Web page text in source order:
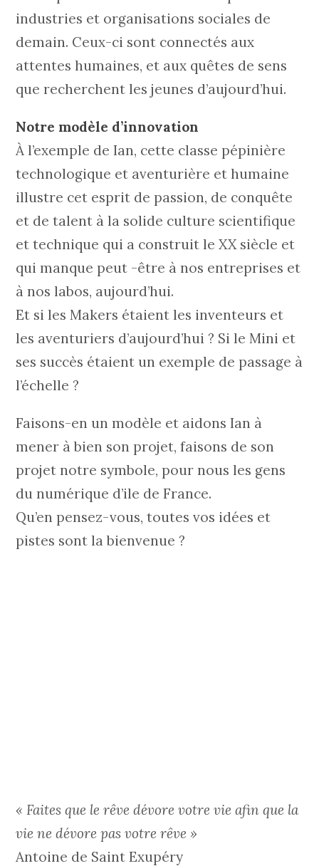
industries et organisations sociales de
demain. Ceux-ci sont connectés aux
attentes humaines, et aux quêtes de sens
que recherchent les jeunes d’aujourd’hui.
Notre modèle d’innovation
À l’exemple de Ian, cette classe pépinière
technologique et aventurière et humaine
illustre cet esprit de passion, de conquête
et de talent à la solide culture scientifique
et technique qui a construit le XX siècle et
qui manque peut -être à nos entreprises et
à nos labos, aujourd’hui.
Et si les Makers étaient les inventeurs et
les aventuriers d’aujourd’hui ? Si le Mini et
ses succès étaient un exemple de passage à
l’échelle ?
Faisons-en un modèle et aidons Ian à
mener à bien son projet, faisons de son
projet notre symbole, pour nous les gens
du numérique d’ile de France.
Qu’en pensez-vous, toutes vos idées et
pistes sont la bienvenue ?
« Faites que le rêve dévore votre vie afin que la
vie ne dévore pas votre rêve »
Antoine de Saint Exupéry